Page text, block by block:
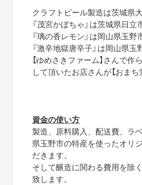
クラフトビール製造は茨城県
『茂宮かぼちゃ』は茨城県日立
『璃の香レモン』は岡山県玉野
『激辛地獄唐辛子』は岡山県玉
【ゆめさきファーム】さんで
して頂いたお店さんが【おまち
資金の使い方
製造、原料購入、配送費、ラ
県玉野市の特産を使ったオリ
だきます。
そして醸造に関わる費用を除
致します。